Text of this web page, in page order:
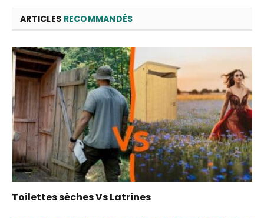
ARTICLES RECOMMANDÉS
Toilettes sèches Vs Latrines